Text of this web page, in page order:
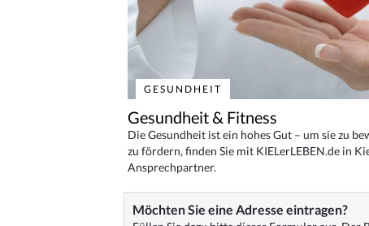
GESUNDHEIT
Gesundheit & Fitness
Die Gesundheit ist ein hohes Gut – um sie zu
zu fördern, finden Sie mit KIELerLEBEN.de in
Ansprechpartner.
Möchten Sie eine Adresse eintragen?